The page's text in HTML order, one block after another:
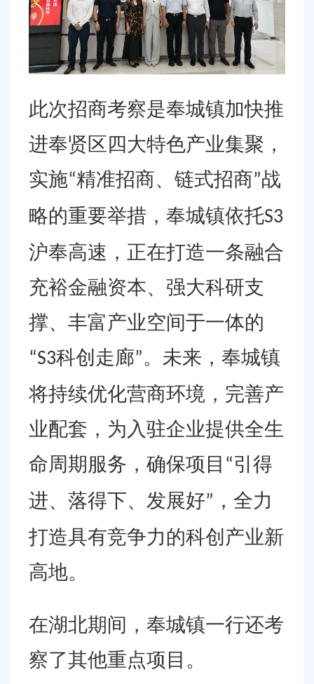
此次招商考察是奉城镇加快推
进奉贤区四大特色产业集聚，
实施“精准招商、链式招商”战
略的重要举措，奉城镇依托S3
沪奉高速，正在打造一条融合
充裕金融资本、强大科研支
撑、丰富产业空间于一体的
“S3科创走廊”。未来，奉城镇
将持续优化营商环境，完善产
业配套，为入驻企业提供全生
命周期服务，确保项目 “引得
进、落得下、发展好” ，全力
打造具有竞争力的科创产业新
高地。
在湖北期间，奉城镇一行还考
察了其他重点项目。